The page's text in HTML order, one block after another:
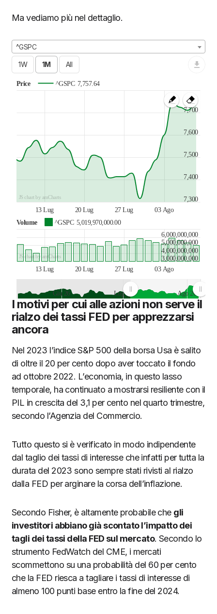
Ma vediamo più nel dettaglio.
^GSPC
Price ^GSPC 7,757.64
13 Lug 20 Lug 27 Lug 03 Ago
7,300
7,400
7,500
7,600
7,700
JS chart by amCharts
Volume ^GSPC 5,019,970,000.00
13 Lug 20 Lug 27 Lug 03 Ago
3,000,000,000
4,000,000,000
5,000,000,000
6,000,000,000
JS chart by amCharts
Giu 26 Lug 26 Ago 26
JS chart by amCharts
I motivi per cui alle azioni non serve il
rialzo dei tassi FED per apprezzarsi
ancora
Nel 2023 l’indice S&P 500 della borsa Usa è salito
di oltre il 20 per cento dopo aver toccato il fondo
ad ottobre 2022. L’economia, in questo lasso
temporale, ha continuato a mostrarsi resiliente con il
PIL in crescita del 3,1 per cento nel quarto trimestre,
secondo l’Agenzia del Commercio.
Tutto questo si è verificato in modo indipendente
dal taglio dei tassi di interesse che infatti per tutta la
durata del 2023 sono sempre stati rivisti al rialzo
dalla FED per arginare la corsa dell’inflazione.
Secondo Fisher, è altamente probabile che gli
investitori abbiano già scontato l’impatto dei
tagli dei tassi della FED sul mercato. Secondo lo
strumento FedWatch del CME, i mercati
scommettono su una probabilità del 60 per cento
che la FED riesca a tagliare i tassi di interesse di
almeno 100 punti base entro la fine del 2024.